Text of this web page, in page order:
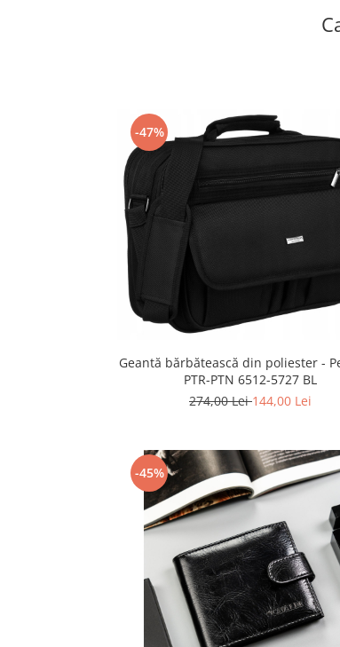
-47%
Geantă bărbătească din poliester -
PTR-PTN 6512-5727 BL
274,00 Lei144,00 Lei
-45%